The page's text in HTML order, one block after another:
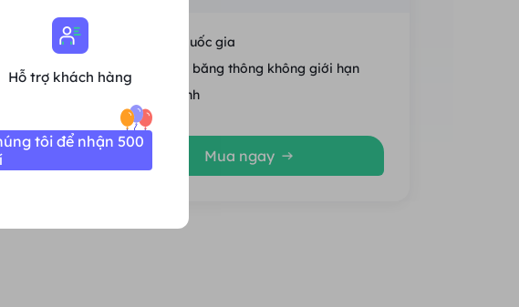
Định vị quốc gia
Phiên và băng thông không giới hạn
Trung bình
Mua ngay
Hỗ trợ khách hàng
tôi để nhận 500